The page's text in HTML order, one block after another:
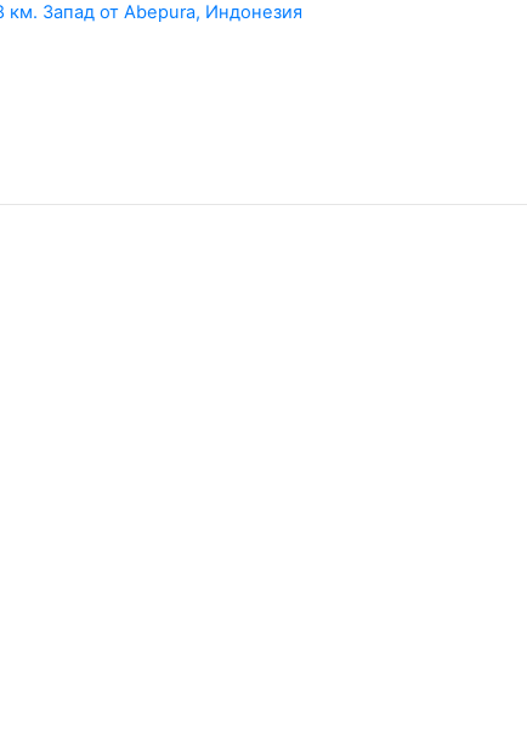
км. Запад от Abepura, Индонезия